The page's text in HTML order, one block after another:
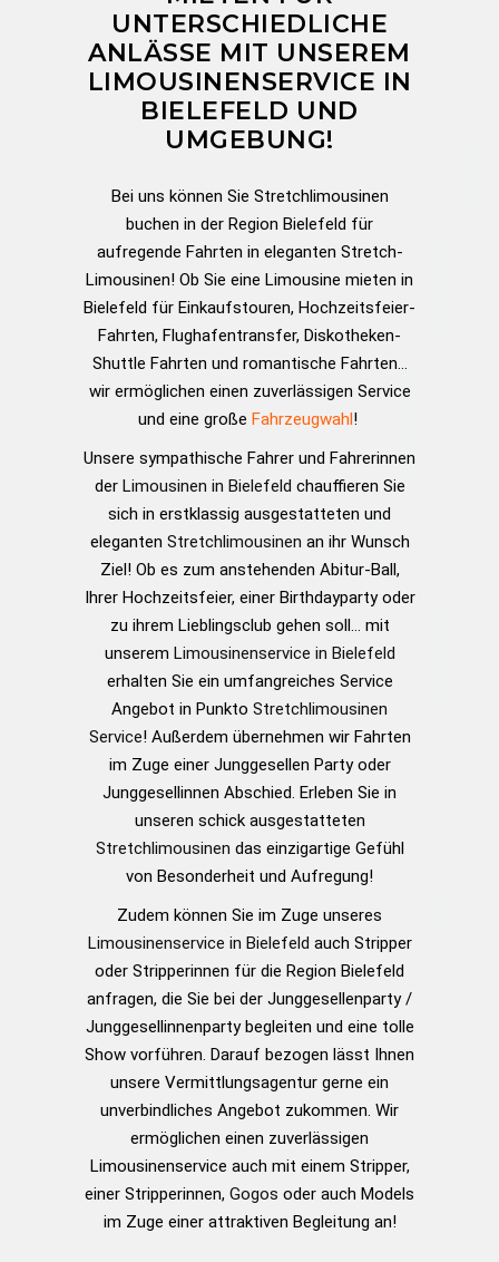
UNTERSCHIEDLICHE
ANLÄSSE MIT UNSEREM
LIMOUSINENSERVICE IN
BIELEFELD UND
UMGEBUNG!
Bei uns können Sie Stretchlimousinen
buchen in der Region Bielefeld für
aufregende Fahrten in eleganten Stretch-
Limousinen! Ob Sie eine Limousine mieten in
Bielefeld für Einkaufstouren, Hochzeitsfeier-
Fahrten, Flughafentransfer, Diskotheken-
Shuttle Fahrten und romantische Fahrten…
wir ermöglichen einen zuverlässigen Service
und eine große Fahrzeugwahl!
Unsere sympathische Fahrer und Fahrerinnen
der Limousinen in Bielefeld chauffieren Sie
sich in erstklassig ausgestatteten und
eleganten Stretchlimousinen an ihr Wunsch
Ziel! Ob es zum anstehenden Abitur-Ball,
Ihrer Hochzeitsfeier, einer Birthdayparty oder
zu ihrem Lieblingsclub gehen soll… mit
unserem Limousinenservice in Bielefeld
erhalten Sie ein umfangreiches Service
Angebot in Punkto Stretchlimousinen
Service! Außerdem übernehmen wir Fahrten
im Zuge einer Junggesellen Party oder
Junggesellinnen Abschied. Erleben Sie in
unseren schick ausgestatteten
Stretchlimousinen das einzigartige Gefühl
von Besonderheit und Aufregung!
Zudem können Sie im Zuge unseres
Limousinenservice in Bielefeld auch Stripper
oder Stripperinnen für die Region Bielefeld
anfragen, die Sie bei der Junggesellenparty /
Junggesellinnenparty begleiten und eine tolle
Show vorführen. Darauf bezogen lässt Ihnen
unsere Vermittlungsagentur gerne ein
unverbindliches Angebot zukommen. Wir
ermöglichen einen zuverlässigen
Limousinenservice auch mit einem Stripper,
einer Stripperinnen, Gogos oder auch Models
im Zuge einer attraktiven Begleitung an!